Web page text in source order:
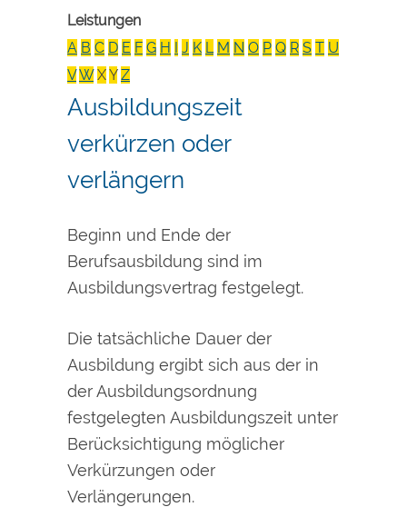
Leistungen
A B C D E F G H I J K L M N O P Q R S T U
VW XY Z
Ausbildungszeit
verkürzen oder
verlängern
Beginn und Ende der
Berufsausbildung sind im
Ausbildungsvertrag festgelegt.
Die tatsächliche Dauer der
Ausbildung ergibt sich aus der in
der Ausbildungsordnung
festgelegten Ausbildungszeit unter
Berücksichtigung möglicher
Verkürzungen oder
Verlängerungen.